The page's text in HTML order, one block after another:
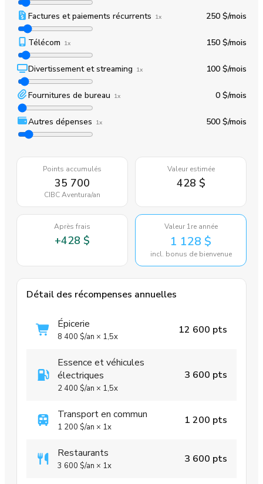
Factures et paiements récurrents 1x 250 $/mois
Télécom 1x 150 $/mois
Divertissement et streaming 1x 100 $/mois
Fournitures de bureau 1x 0 $/mois
Autres dépenses 1x 500 $/mois
Points accumulés
35 700
CIBC Aventura/an
Valeur estimée
428 $
Après frais
+428 $
Valeur 1re année
1 128 $
incl. bonus de bienvenue
Détail des récompenses annuelles
Épicerie
8 400 $/an × 1,5x
12 600 pts
Essence et véhicules
électriques
2 400 $/an × 1,5x
3 600 pts
Transport en commun
1 200 $/an × 1x
1 200 pts
Restaurants
3 600 $/an × 1x
3 600 pts